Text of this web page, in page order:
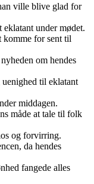
ville blive glad for
under mødet.
komme for sent til
om hendes
til eklatant
middagen.
måde at tale til folk
og forvirring.
da hendes
fangede alles